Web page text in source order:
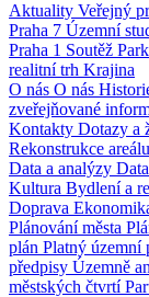
Aktuality Veřejný
Praha 7 Územní
Praha 1 Soutěž Park
realitní trh Krajina
O nás O nás
zveřejňované
Kontakty Dotazy a
Rekonstrukce
Data a analýzy
Kultura Bydlení a
Doprava
Plánování města
plán Platný územní
předpisy Územně
městských čtvrtí